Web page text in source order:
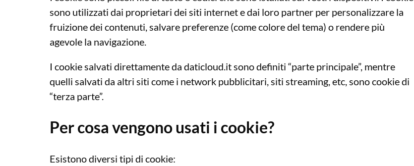
sono utilizzati dai proprietari dei siti internet e dai loro partner per personalizzare la
fruizione dei contenuti, salvare preferenze (come colore del tema) o rendere più
agevole la navigazione.
I cookie salvati direttamente da daticloud.it sono definiti “parte principale”, mentre
quelli salvati da altri siti come i network pubblicitari, siti streaming, etc, sono cookie di
“terza parte”.
Per cosa vengono usati i cookie?
Esistono diversi tipi di cookie: